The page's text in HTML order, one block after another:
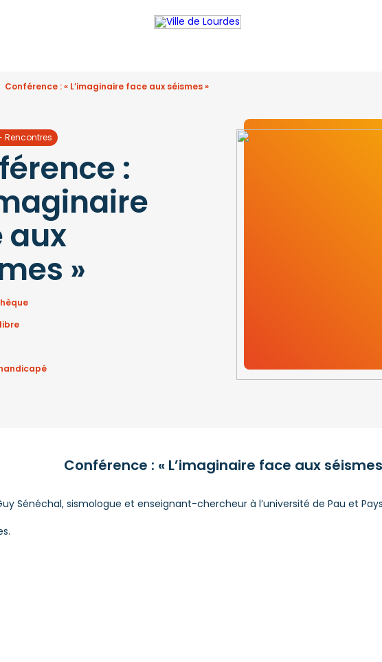
Conférence : « L’imaginaire face aux séismes »
Rencontres
:
aux
»
Conférence : « L’imaginaire face aux
Sénéchal, sismologue et enseignant-chercheur à l’université de Pau et Pays